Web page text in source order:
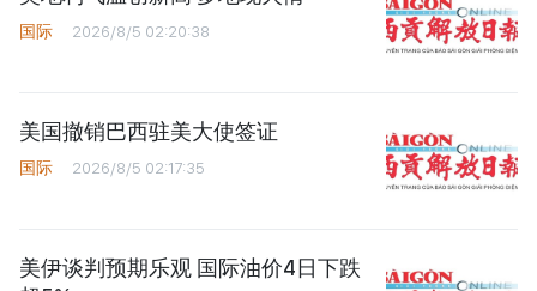
国际 2026/8/5 02:20:38
美国撤销巴西驻美大使签证
国际 2026/8/5 02:17:35
美伊谈判预期乐观 国际油价4日下跌